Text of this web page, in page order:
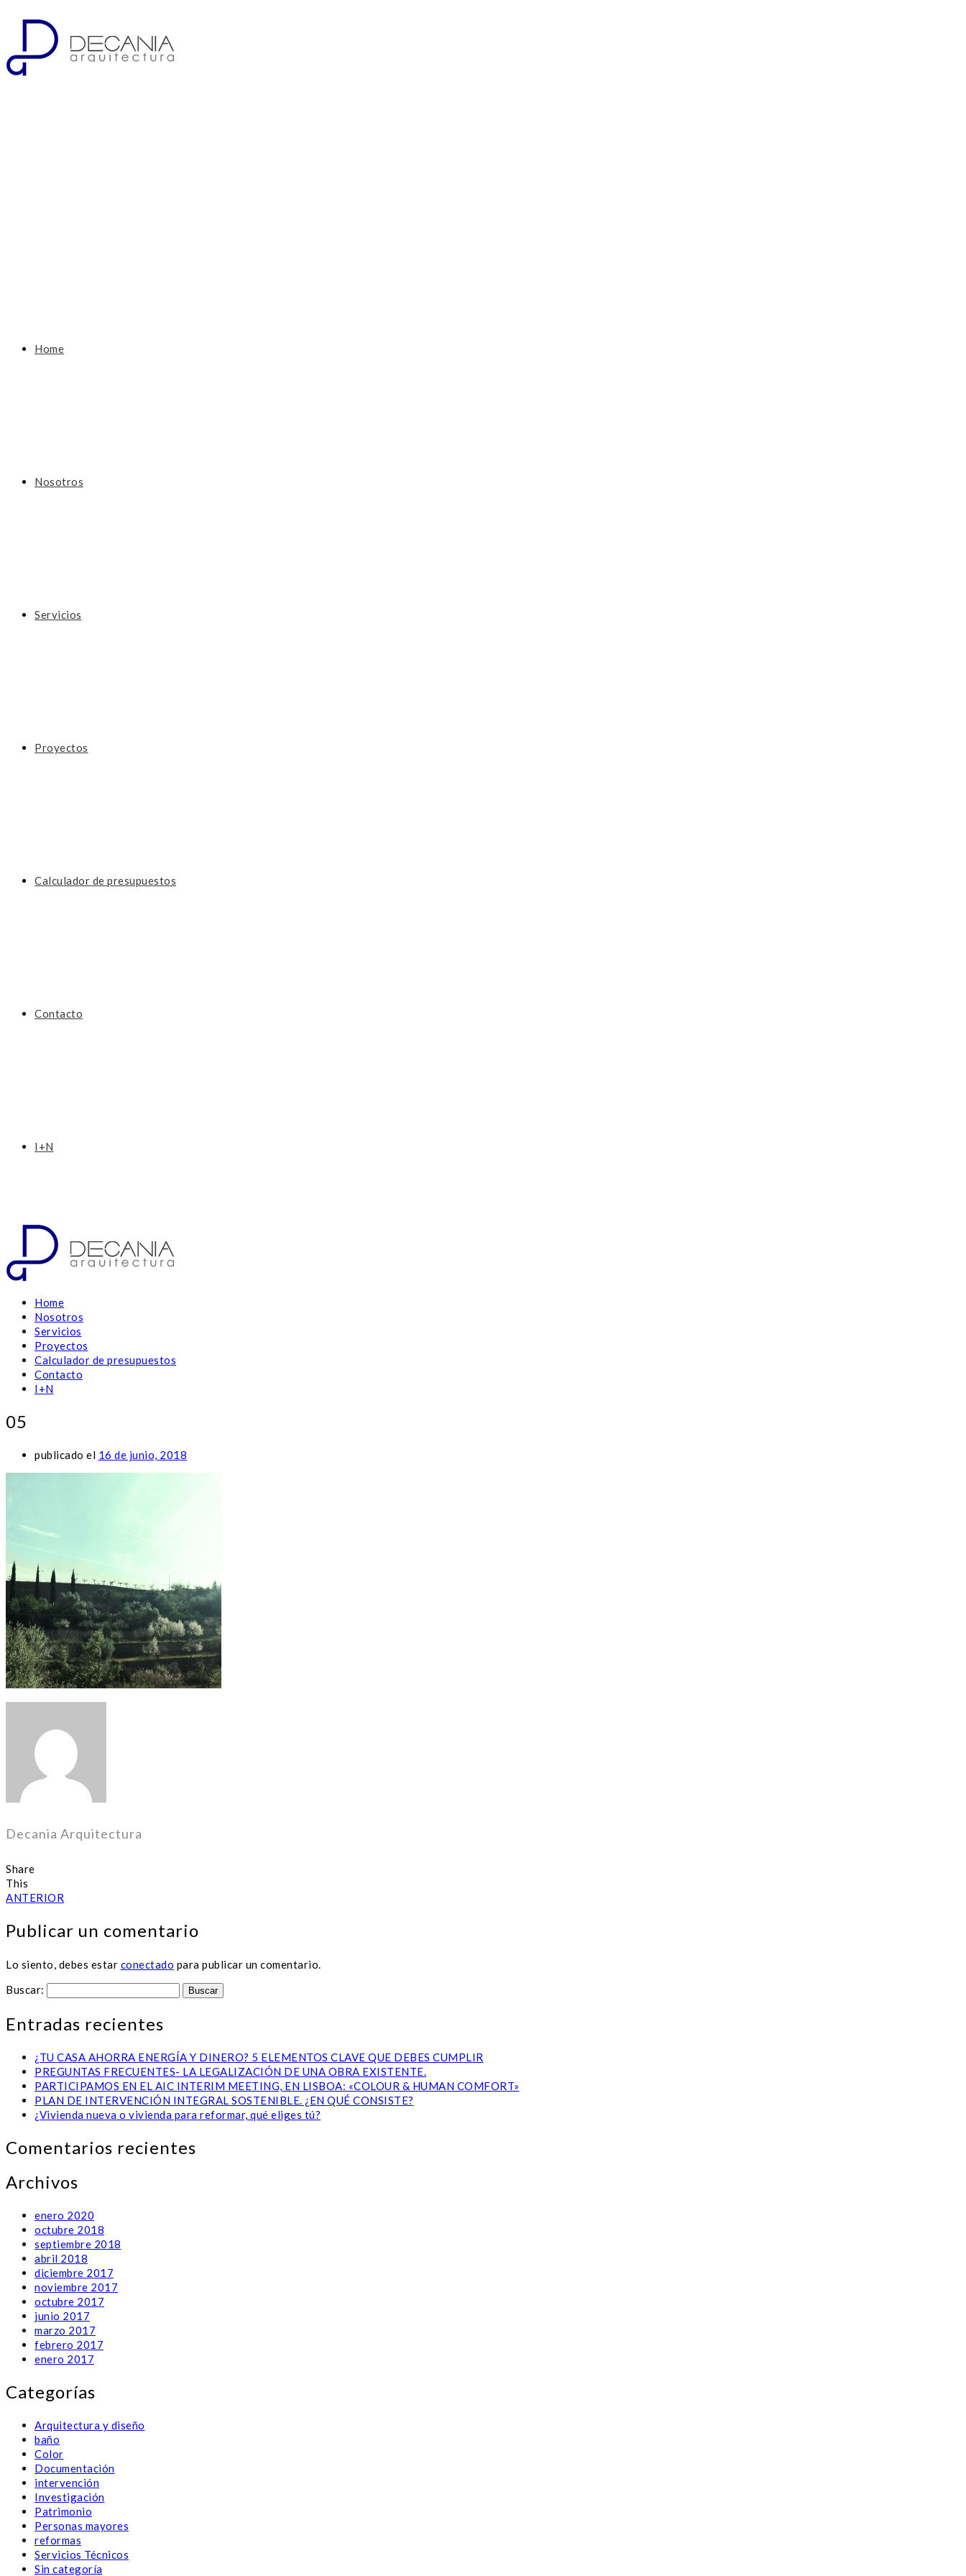
Home
Nosotros
Servicios
Proyectos
Calculador de presupuestos
Contacto
I+N
Home
Nosotros
Servicios
Proyectos
Calculador de presupuestos
Contacto
I+N
05
publicado el 16 de junio, 2018
Decania Arquitectura
Share
This
ANTERIOR
Publicar un comentario
Lo siento, debes estar conectado para publicar un comentario.
Buscar:
Entradas recientes
¿TU CASA AHORRA ENERGÍA Y DINERO? 5 ELEMENTOS CLAVE QUE DEBES CUMPLIR
PREGUNTAS FRECUENTES- LA LEGALIZACIÓN DE UNA OBRA EXISTENTE.
PARTICIPAMOS EN EL AIC INTERIM MEETING, EN LISBOA: «COLOUR & HUMAN COMFORT»
PLAN DE INTERVENCIÓN INTEGRAL SOSTENIBLE. ¿EN QUÉ CONSISTE?
¿Vivienda nueva o vivienda para reformar, qué eliges tú?
Comentarios recientes
Archivos
enero 2020
octubre 2018
septiembre 2018
abril 2018
diciembre 2017
noviembre 2017
octubre 2017
junio 2017
marzo 2017
febrero 2017
enero 2017
Categorías
Arquitectura y diseño
baño
Color
Documentación
intervención
Investigación
Patrimonio
Personas mayores
reformas
Servicios Técnicos
Sin categoría